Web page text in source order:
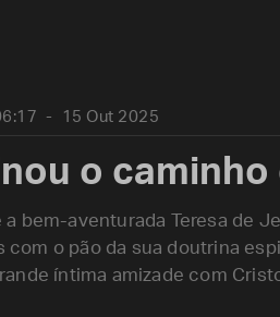
15 Out 2025
o
a bem-aventurada Teresa de
com o pão da sua doutrina
íntima amizade com